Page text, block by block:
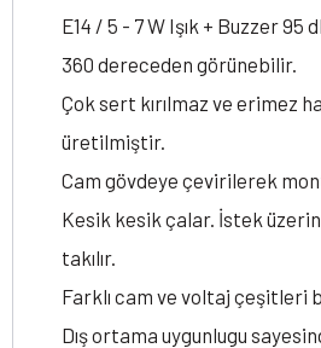
E14 / 5 - 7 W Işık + Buzzer 95
360 dereceden görünebilir.
Çok sert kırılmaz ve erimez
üretilmiştir.
Cam gövdeye çevirilerek
Kesik kesik çalar. İstek
takılır.
Farklı cam ve voltaj çeşitleri
Dış ortama uygunlugu